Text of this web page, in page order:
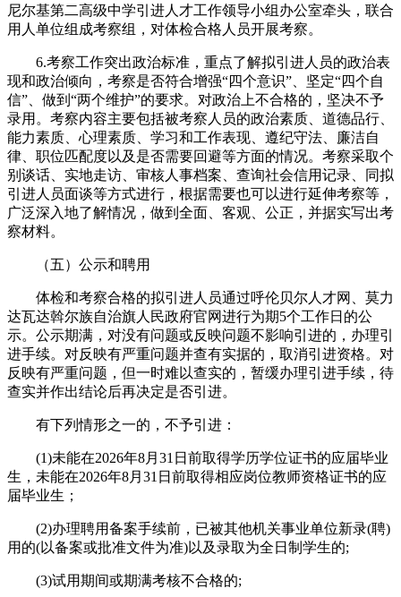
尼尔基第二高级中学引进人才工作领导小组办公室牵头，联合
用人单位组成考察组，对体检合格人员开展考察。
6.考察工作突出政治标准，重点了解拟引进人员的政治表
现和政治倾向，考察是否符合增强“四个意识”、坚定“四个自
信”、做到“两个维护”的要求。对政治上不合格的，坚决不予
录用。考察内容主要包括被考察人员的政治素质、道德品行、
能力素质、心理素质、学习和工作表现、遵纪守法、廉洁自
律、职位匹配度以及是否需要回避等方面的情况。考察采取个
别谈话、实地走访、审核人事档案、查询社会信用记录、同拟
引进人员面谈等方式进行，根据需要也可以进行延伸考察等，
广泛深入地了解情况，做到全面、客观、公正，并据实写出考
察材料。
（五）公示和聘用
体检和考察合格的拟引进人员通过呼伦贝尔人才网、莫力
达瓦达斡尔族自治旗人民政府官网进行为期5个工作日的公
示。公示期满，对没有问题或反映问题不影响引进的，办理引
进手续。对反映有严重问题并查有实据的，取消引进资格。对
反映有严重问题，但一时难以查实的，暂缓办理引进手续，待
查实并作出结论后再决定是否引进。
有下列情形之一的，不予引进：
(1)未能在2026年8月31日前取得学历学位证书的应届毕业
生，未能在2026年8月31日前取得相应岗位教师资格证书的应
届毕业生；
(2)办理聘用备案手续前，已被其他机关事业单位新录(聘)
用的(以备案或批准文件为准)以及录取为全日制学生的;
(3)试用期间或期满考核不合格的;